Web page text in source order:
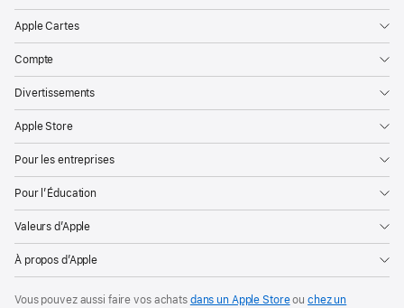
Apple Cartes
Compte
Divertissements
Apple Store
Pour les entreprises
Pour l’Éducation
Valeurs d’Apple
À propos d’Apple
Vous pouvez aussi faire vos achats dans un Apple Storeouchez un